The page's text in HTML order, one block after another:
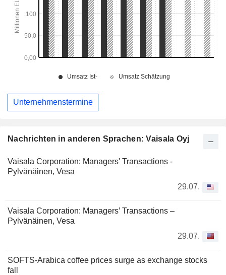
Nachrichten in anderen Sprachen: Vaisala Oyj
Vaisala Corporation: Managers' Transactions -
Pylvänäinen, Vesa
29.07.
Vaisala Corporation: Managers’ Transactions –
Pylvänäinen, Vesa
29.07.
SOFTS-Arabica coffee prices surge as exchange stocks
fall
Unternehmenstermine